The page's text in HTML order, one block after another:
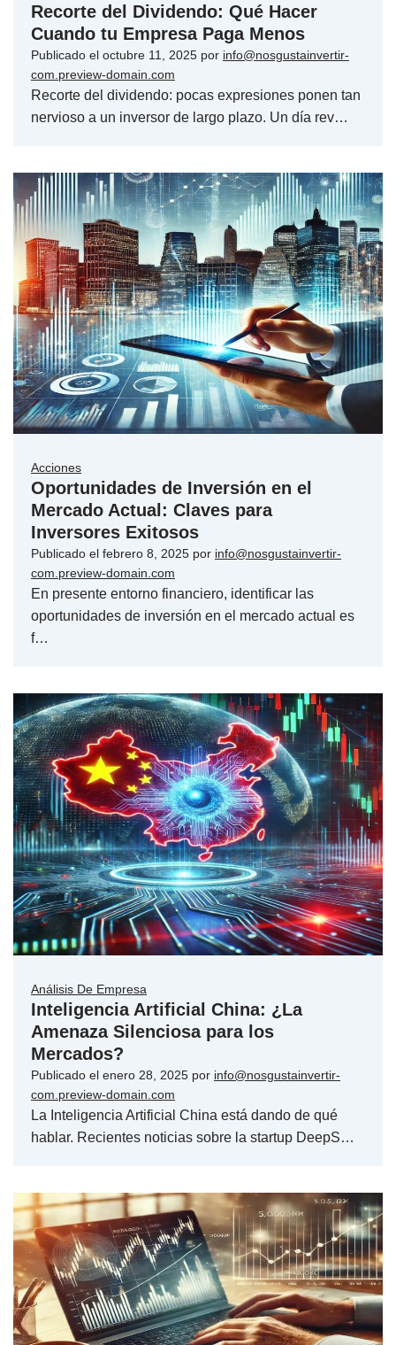
Recorte del Dividendo: Qué Hacer
Cuando tu Empresa Paga Menos
Publicado el octubre 11, 2025 por info@nosgustainvertir-
com.preview-domain.com
Recorte del dividendo: pocas expresiones ponen tan
nervioso a un inversor de largo plazo. Un día rev…
Acciones
Oportunidades de Inversión en el
Mercado Actual: Claves para
Inversores Exitosos
Publicado el febrero 8, 2025 por info@nosgustainvertir-
com.preview-domain.com
En presente entorno financiero, identificar las
oportunidades de inversión en el mercado actual es
f…
Análisis De Empresa
Inteligencia Artificial China: ¿La
Amenaza Silenciosa para los
Mercados?
Publicado el enero 28, 2025 por info@nosgustainvertir-
com.preview-domain.com
La Inteligencia Artificial China está dando de qué
hablar. Recientes noticias sobre la startup DeepS…